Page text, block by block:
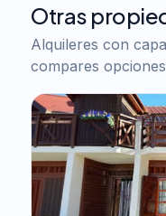
Otras
Alquileres con
compares